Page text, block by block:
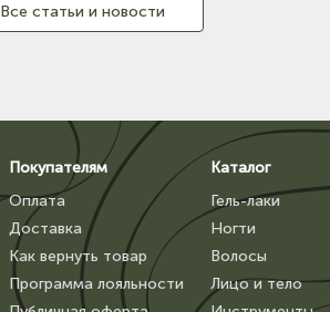
Все статьи и новости
Покупателям
Оплата
Доставка
Как вернуть товар
Программа лояльности
Каталог
Гель-лаки
Ногти
Волосы
Лицо и тело